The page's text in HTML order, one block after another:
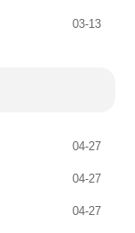
03-13
04-27
04-27
04-27